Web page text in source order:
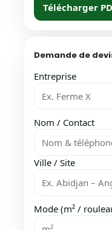
Télécharger
Demande de
Entreprise
Nom / Contact
Ville / Site
Mode (m² /